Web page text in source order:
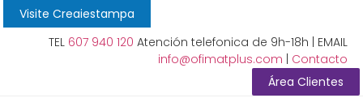
Visite Creaiestampa
TEL 607 940 120 Atención telefonica de 9h-18h | EMAIL
info@ofimatplus.com
Contacto
Área Clientes